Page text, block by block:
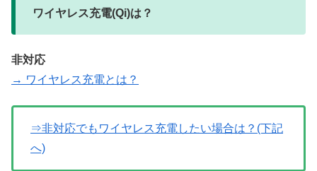
ワイヤレス充電(Qi)は？
非対応
→ ワイヤレス充電とは？
⇒非対応でもワイヤレス充電したい場合は？(下記
へ)